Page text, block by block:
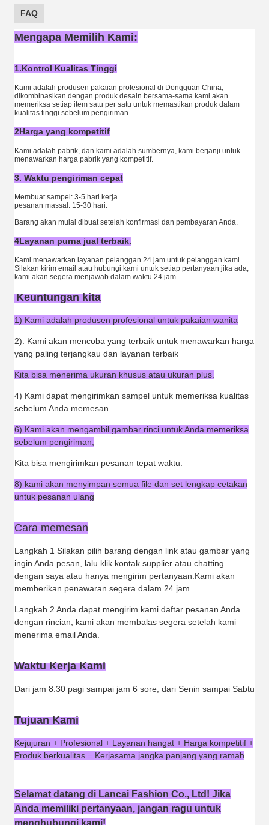
FAQ
Mengapa Memilih Kami:
1.Kontrol Kualitas Tinggi
Kami adalah produsen pakaian profesional di Dongguan China,
dikombinasikan dengan produk desain bersama-sama.kami akan
memeriksa setiap item satu per satu untuk memastikan produk dalam
kualitas tinggi sebelum pengiriman.
2Harga yang kompetitif
Kami adalah pabrik, dan kami adalah sumbernya, kami berjanji untuk
menawarkan harga pabrik yang kompetitif.
3. Waktu pengiriman cepat
Membuat sampel: 3-5 hari kerja.
pesanan massal: 15-30 hari.
Barang akan mulai dibuat setelah konfirmasi dan pembayaran Anda.
4Layanan purna jual terbaik.
Kami menawarkan layanan pelanggan 24 jam untuk pelanggan kami.
Silakan kirim email atau hubungi kami untuk setiap pertanyaan jika ada,
kami akan segera menjawab dalam waktu 24 jam.
Keuntungan kita
1) Kami adalah produsen profesional untuk pakaian wanita
2). Kami akan mencoba yang terbaik untuk menawarkan harga
yang paling terjangkau dan layanan terbaik
Kita bisa menerima ukuran khusus atau ukuran plus.
4) Kami dapat mengirimkan sampel untuk memeriksa kualitas
sebelum Anda memesan.
6) Kami akan mengambil gambar rinci untuk Anda memeriksa
sebelum pengiriman,
Kita bisa mengirimkan pesanan tepat waktu.
8) kami akan menyimpan semua file dan set lengkap cetakan
untuk pesanan ulang
Cara memesan
Langkah 1 Silakan pilih barang dengan link atau gambar yang
ingin Anda pesan, lalu klik kontak supplier atau chatting
dengan saya atau hanya mengirim pertanyaan.Kami akan
memberikan penawaran segera dalam 24 jam.
Langkah 2 Anda dapat mengirim kami daftar pesanan Anda
dengan rincian, kami akan membalas segera setelah kami
menerima email Anda.
Waktu Kerja Kami
Dari jam 8:30 pagi sampai jam 6 sore, dari Senin sampai Sabtu
Tujuan Kami
Kejujuran + Profesional + Layanan hangat + Harga kompetitif +
Produk berkualitas = Kerjasama jangka panjang yang ramah
Selamat datang di Lancai Fashion Co., Ltd! Jika
Anda memiliki pertanyaan, jangan ragu untuk
menghubungi kami!